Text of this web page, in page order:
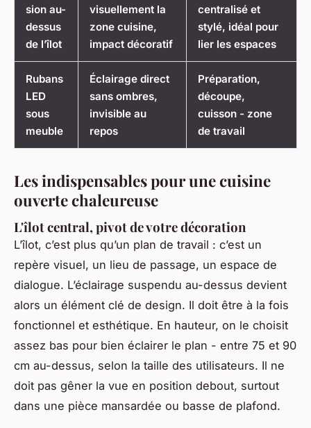
sion au-
dessus
de l’îlot
visuellement la
zone cuisine,
impact décoratif
centralisé et
stylé, idéal pour
lier les espaces
Rubans
LED
sous
meuble
Éclairage direct
sans ombres,
invisible au
repos
Préparation,
découpe,
cuisson - zone
de travail
Les indispensables pour une cuisine
ouverte chaleureuse
L'îlot central, pivot de votre décoration
L’îlot, c’est plus qu’un plan de travail : c’est un
repère visuel, un lieu de passage, un espace de
dialogue. L’éclairage suspendu au-dessus devient
alors un élément clé de design. Il doit être à la fois
fonctionnel et esthétique. En hauteur, on le choisit
assez bas pour bien éclairer le plan - entre 75 et 90
cm au-dessus, selon la taille des utilisateurs. Il ne
doit pas gêner la vue en position debout, surtout
dans une pièce mansardée ou basse de plafond.